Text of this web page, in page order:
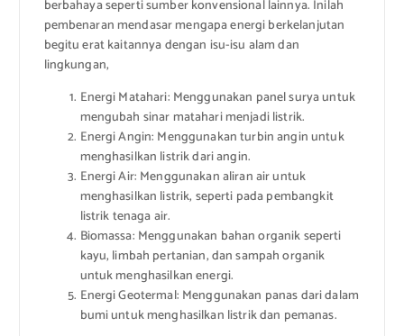
berbahaya seperti sumber konvensional lainnya. Inilah
pembenaran mendasar mengapa energi berkelanjutan
begitu erat kaitannya dengan isu-isu alam dan
lingkungan,
Energi Matahari: Menggunakan panel surya untuk
mengubah sinar matahari menjadi listrik.
Energi Angin: Menggunakan turbin angin untuk
menghasilkan listrik dari angin.
Energi Air: Menggunakan aliran air untuk
menghasilkan listrik, seperti pada pembangkit
listrik tenaga air.
Biomassa: Menggunakan bahan organik seperti
kayu, limbah pertanian, dan sampah organik
untuk menghasilkan energi.
Energi Geotermal: Menggunakan panas dari dalam
bumi untuk menghasilkan listrik dan pemanas.